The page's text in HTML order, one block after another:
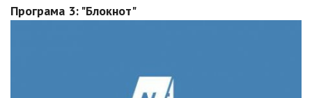
Програма 3: "Блокнот"